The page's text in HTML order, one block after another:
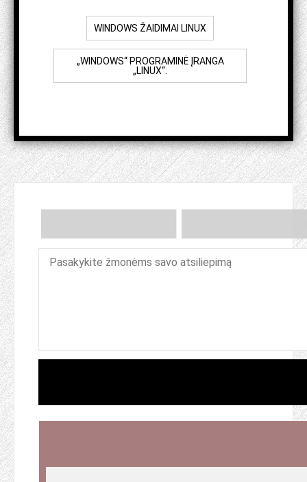
WINDOWS ŽAIDIMAI LINUX
„WINDOWS“ PROGRAMINĖ ĮRANGA
„LINUX“.